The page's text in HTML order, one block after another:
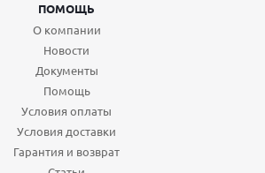
ПОМОЩЬ
О компании
Новости
Документы
Помощь
Условия оплаты
Условия доставки
Гарантия и возврат